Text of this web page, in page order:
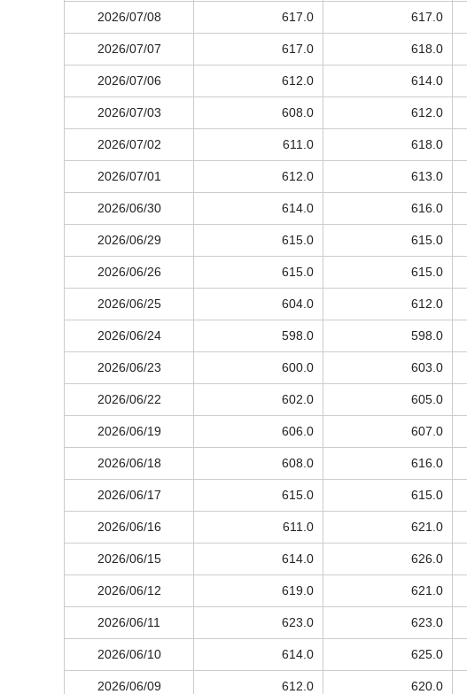
2026/07/08 617.0 617.0
2026/07/07 617.0 618.0
2026/07/06 612.0 614.0
2026/07/03 608.0 612.0
2026/07/02 611.0 618.0
2026/07/01 612.0 613.0
2026/06/30 614.0 616.0
2026/06/29 615.0 615.0
2026/06/26 615.0 615.0
2026/06/25 604.0 612.0
2026/06/24 598.0 598.0
2026/06/23 600.0 603.0
2026/06/22 602.0 605.0
2026/06/19 606.0 607.0
2026/06/18 608.0 616.0
2026/06/17 615.0 615.0
2026/06/16 611.0 621.0
2026/06/15 614.0 626.0
2026/06/12 619.0 621.0
2026/06/11 623.0 623.0
2026/06/10 614.0 625.0
2026/06/09 612.0 620.0